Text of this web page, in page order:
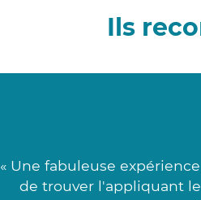
Ils
« Une fabuleuse
de trouver l'appliquant